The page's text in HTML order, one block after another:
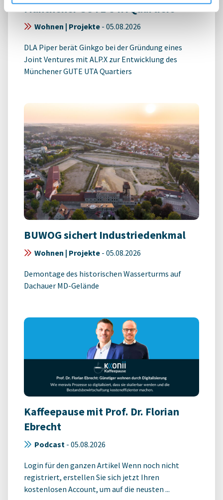
Münchener GUTE UTA Quartiers
Wohnen | Projekte - 05.08.2026
DLA Piper berät Ginkgo bei der Gründung eines
Joint Ventures mit ALP.X zur Entwicklung des
Münchener GUTE UTA Quartiers
BUWOG sichert Industriedenkmal
Wohnen | Projekte - 05.08.2026
Demontage des historischen Wasserturms auf
Dachauer MD-Gelände
Kaffeepause mit Prof. Dr. Florian
Ebrecht
Podcast - 05.08.2026
Login für den ganzen Artikel Wenn noch nicht
registriert, erstellen Sie sich jetzt Ihren
kostenlosen Account, um auf die neusten ...